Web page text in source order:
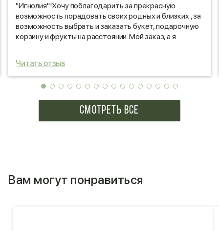
"Игнолия"!Хочу поблагодарить за прекрасную
возможность порадовать своих родных и близких , за
возможность выбрать и заказать букет, подарочную
корзину и фрукты на расстоянии. Мой заказ, а я
Именинница была в восторге. Теперь я и моя семья
Ваши постоянные клиенты, а также буду
рекомендовать Вас всем своим знакомым . Ещё раз
спасибо за те приятные моменты, которые Вы даёте
возможность доставлять нашим любимым! И да,
цены тоже радуют! Спаибо!!!
Читать отзыв
СМОТРЕТЬ ВСЕ
Вам могут понравиться